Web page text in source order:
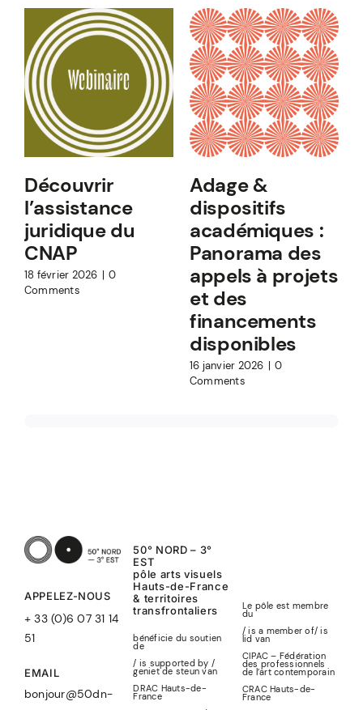
Découvrir
l’assistance
juridique du
CNAP
18 février 2026 | 0
Comments
Adage &
dispositifs
académiques :
Panorama des
appels à projets
et des
financements
disponibles
16 janvier 2026 | 0
Comments
APPELEZ-NOUS
+ 33 (0)6 07 31 14
51
EMAIL
bonjour@50dn-
50° NORD – 3°
EST
pôle arts visuels
Hauts-de-France
& territoires
transfrontaliers
bénéficie du soutien
de
/ is supported by /
geniet de steun van
DRAC Hauts-de-
France
Le pôle est membre
du
/ is a member of/is
lid van
CIPAC – Fédération
des professionnels
de l’art contemporain
CRAC Hauts-de-
France